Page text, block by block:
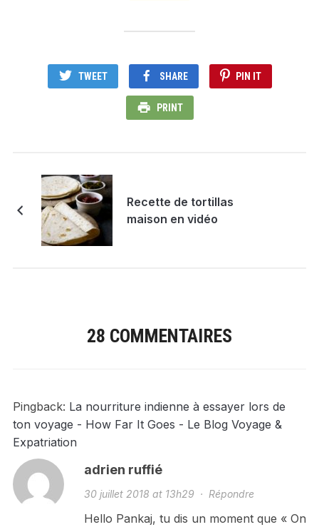
TWEET SHARE PIN IT
PRINT
Recette de tortillas
maison en vidéo
28 COMMENTAIRES
Pingback: La nourriture indienne à essayer lors de
ton voyage - How Far It Goes - Le Blog Voyage &
Expatriation
adrien ruffié
30 juillet 2018 at 13h29 · Répondre
Hello Pankaj, tu dis un moment que « On